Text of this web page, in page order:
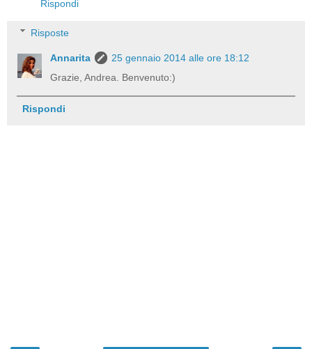
Rispondi
Risposte
Annarita
25 gennaio 2014 alle ore 18:12
Grazie, Andrea. Benvenuto:)
Rispondi